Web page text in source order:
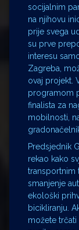
socijalnim
na njihovu
prije svega
su prve
interesu
Zagreba,
ovaj projekt.
programom
finalista za
mobilnosti,
Predsjednik
rekao kako
transportnim
smanjenje
ekološki
bicikliranju.
možete